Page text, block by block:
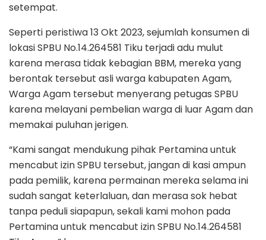
setempat.
Seperti peristiwa 13 Okt 2023, sejumlah konsumen di
lokasi SPBU No.14.264581 Tiku terjadi adu mulut
karena merasa tidak kebagian BBM, mereka yang
berontak tersebut asli warga kabupaten Agam,
Warga Agam tersebut menyerang petugas SPBU
karena melayani pembelian warga di luar Agam dan
memakai puluhan jerigen.
“Kami sangat mendukung pihak Pertamina untuk
mencabut izin SPBU tersebut, jangan di kasi ampun
pada pemilik, karena permainan mereka selama ini
sudah sangat keterlaluan, dan merasa sok hebat
tanpa peduli siapapun, sekali kami mohon pada
Pertamina untuk mencabut izin SPBU No.14.264581